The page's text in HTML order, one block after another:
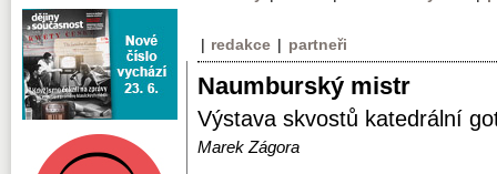
| redakce | partneři
Naumburský mistr
Výstava skvostů katedrální
Marek Zágora